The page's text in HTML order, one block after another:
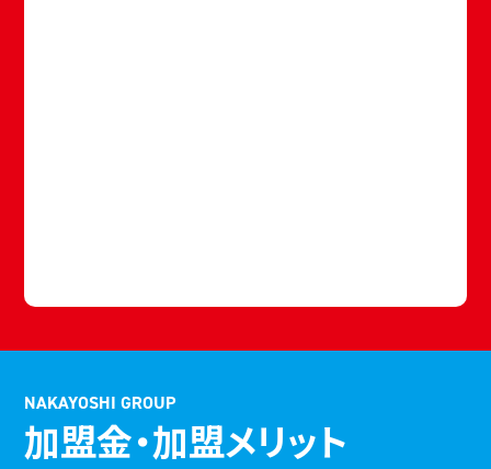
NAKAYOSHI GROUP
加盟金・加盟メリット